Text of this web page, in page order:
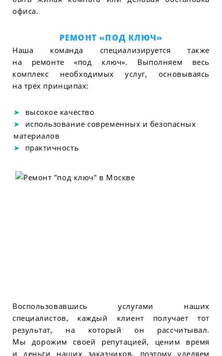
офиса.
РЕМОНТ «ПОД КЛЮЧ»
Наша команда специализируется также
на ремонте «под ключ». Выполняем весь
комплекс необходимых услуг, основываясь
на трёх принципах:
высокое качество
использование современных и безопасных
материалов
практичность
Воспользовавшись услугами наших
специалистов, каждый клиент получает тот
результат, на который он рассчитывал.
Мы дорожим своей репутацией, ценим время
и деньги наших заказчиков, поэтому уделяем